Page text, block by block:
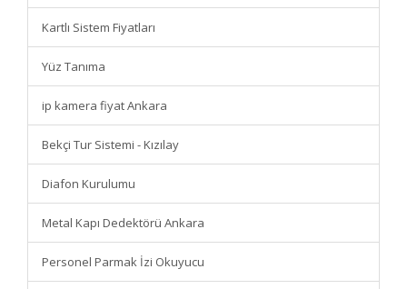
Kartlı Sistem Fiyatları
Yüz Tanıma
ip kamera fiyat Ankara
Bekçi Tur Sistemi - Kızılay
Diafon Kurulumu
Metal Kapı Dedektörü Ankara
Personel Parmak İzi Okuyucu